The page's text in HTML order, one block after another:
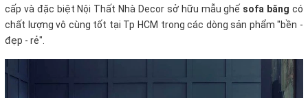
cấp và đặc biệt Nội Thất Nhà Decor sở hữu mẫu ghế sofa băng có
chất lượng vô cùng tốt tại Tp HCM trong các dòng sản phẩm "bền -
đẹp - rẻ".